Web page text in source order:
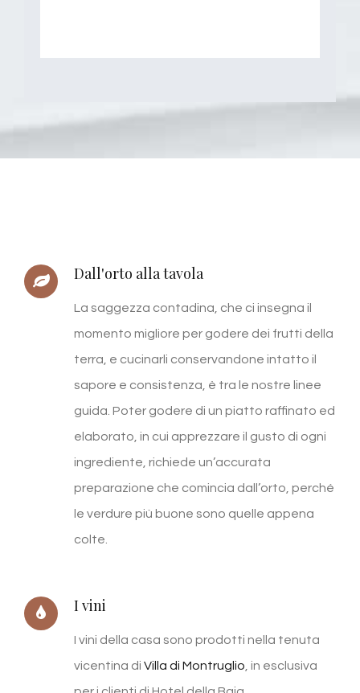
Dall'orto alla tavola
La saggezza contadina, che ci insegna il
momento migliore per godere dei frutti della
terra, e cucinarli conservandone intatto il
sapore e consistenza, è tra le nostre linee
guida. Poter godere di un piatto raffinato ed
elaborato, in cui apprezzare il gusto di ogni
ingrediente, richiede un’accurata
preparazione che comincia dall’orto, perché
le verdure più buone sono quelle appena
colte.
I vini
I vini della casa sono prodotti nella tenuta
vicentina di Villa di Montruglio , in esclusiva